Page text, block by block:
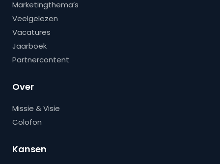
Marketingthema’s
Veelgelezen
Vacatures
Jaarboek
Partnercontent
Over
Missie & Visie
Colofon
Kansen